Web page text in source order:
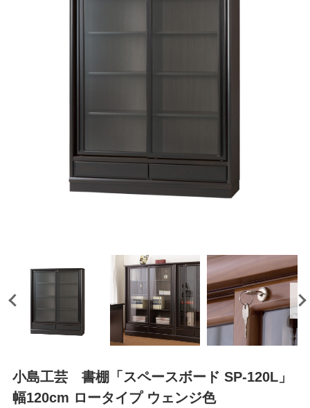
小島工芸 書棚「スペースボード SP-120L」
幅120cm ロータイプ ウェンジ色